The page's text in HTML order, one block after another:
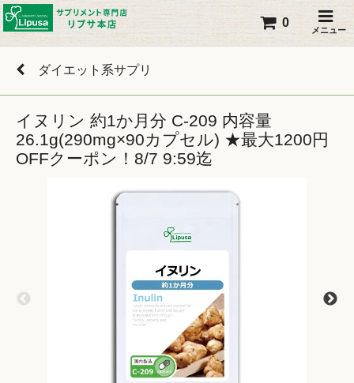
メニュー
0
ダイエット系サプリ
イヌリン 約1か月分 C-209 内容量
26.1g(290mg×90カプセル) ★最大1200円
OFFクーポン！8/7 9:59迄